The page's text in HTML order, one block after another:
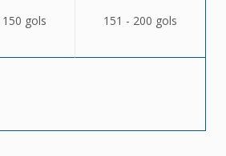
gols 151 - 200 gols